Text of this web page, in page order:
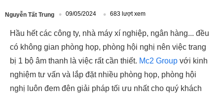
Nguyễn Tất Trung 09/05/2024 683 lượt xem
Hầu hết các công ty, nhà máy xí nghiệp, ngân hàng... đều
có không gian phòng họp, phòng hội nghị nên việc trang
bị 1 bộ âm thanh là việc rất cần thiết. Mc2 Group với kinh
nghiệm tư vấn và lắp đặt nhiều phòng họp, phòng hội
nghị luôn đem đên giải pháp tối ưu nhất cho quý khách